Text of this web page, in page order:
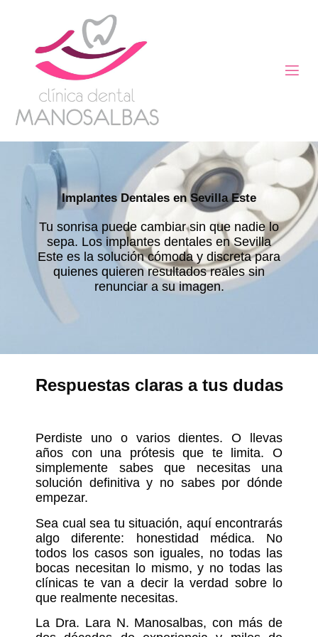
Implantes Dentales en Sevilla Este
Tu sonrisa puede cambiar sin que nadie lo
sepa. Los implantes dentales en Sevilla
Este es la solución cómoda y discreta para
quienes quieren resultados reales sin
renunciar a su imagen.
Respuestas claras a tus dudas
Perdiste uno o varios dientes. O llevas
años con una prótesis que te limita. O
simplemente sabes que necesitas una
solución definitiva y no sabes por dónde
empezar.
Sea cual sea tu situación, aquí encontrarás
algo diferente: honestidad médica. No
todos los casos son iguales, no todas las
bocas necesitan lo mismo, y no todas las
clínicas te van a decir la verdad sobre lo
que realmente necesitas.
La Dra. Lara N. Manosalbas, con más de